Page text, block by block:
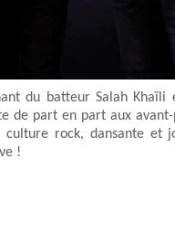
du batteur Salah Khaïli
de part en part aux
rock, dansante et
!